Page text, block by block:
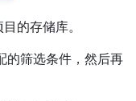
的存储库。
的筛选条件，然后再